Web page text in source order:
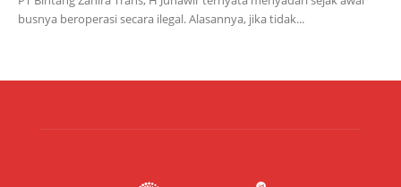
busnya beroperasi secara ilegal. Alasannya, jika tidak...